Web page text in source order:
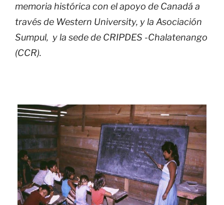
memoria histórica con el apoyo de Canadá a
través de Western University, y la Asociación
Sumpul, y la sede de CRIPDES -Chalatenango
(CCR).